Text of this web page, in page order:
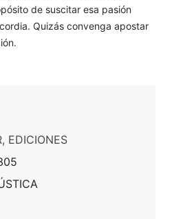
de suscitar esa pasión
Quizás convenga apostar
EDICIONES